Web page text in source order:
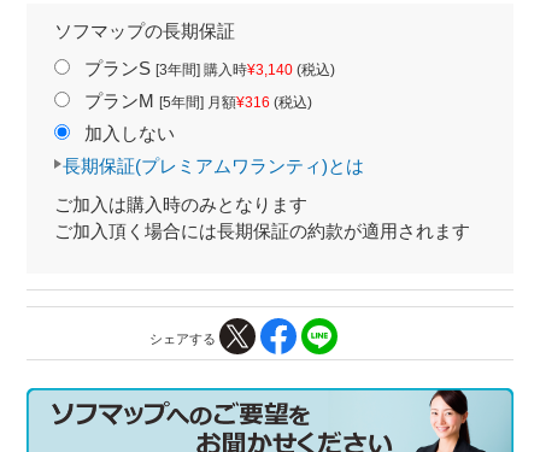
ソフマップの長期保証
プランS [3年間] 購入時¥3,140(税込)
プランM [5年間] 月額¥316 (税込)
加入しない
長期保証(プレミアムワランティ)とは
ご加入は購入時のみとなります
ご加入頂く場合には長期保証の約款が適用されます
シェアする